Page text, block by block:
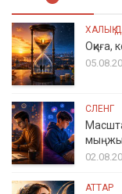
ХАЛЫҚ
Оқиға,
СЛЕНГ
АТТАР